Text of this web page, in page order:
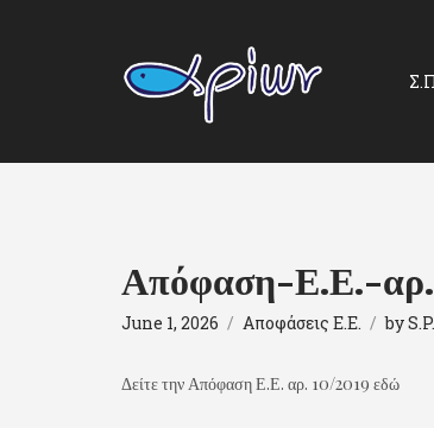
Απόφαση-Ε.Ε.-
June 1, 2026 Αποφάσεις Ε.Ε. by
Δείτε την Απόφαση Ε.Ε. αρ. 10/2019 εδώ